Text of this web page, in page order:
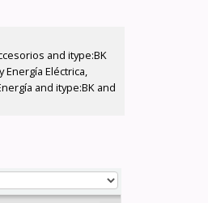
and itype:BK
Energía Eléctrica,
and itype:BK and